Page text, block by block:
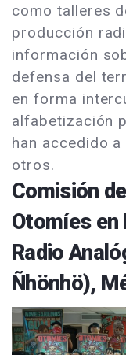
como talleres
producción
información
defensa del
en forma
alfabetización
han accedido
otros.
Comisión
Otomíes en
Radio
Ñhönhö),